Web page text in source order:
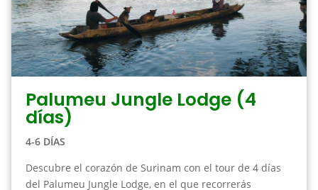
Palumeu Jungle Lodge (4
días)
4-6 DÍAS
Descubre el corazón de Surinam con el tour de 4 días
del Palumeu Jungle Lodge, en el que recorrerás